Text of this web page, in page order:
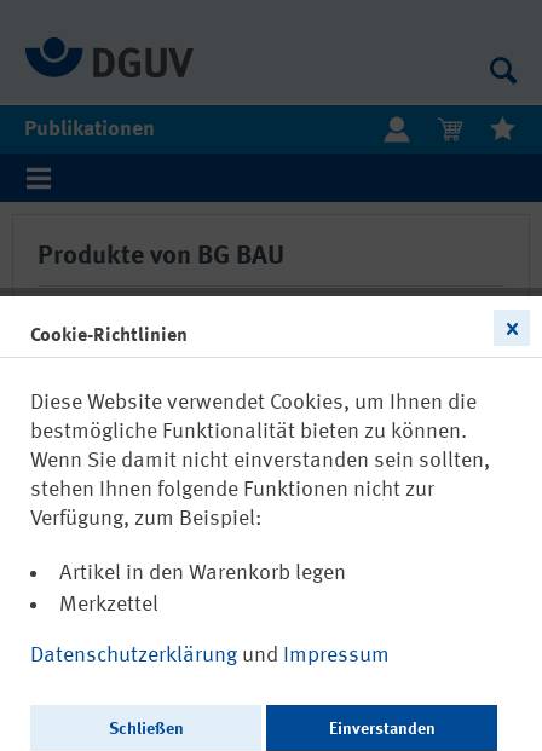
Publikationen
Produkte von BG BAU
Cookie-Richtlinien
Diese Website verwendet Cookies, um Ihnen die
bestmögliche Funktionalität bieten zu können.
Wenn Sie damit nicht einverstanden sein sollten,
stehen Ihnen folgende Funktionen nicht zur
Verfügung, zum Beispiel:
Artikel in den Warenkorb legen
Merkzettel
Datenschutzerklärung und Impressum
Schließen Einverstanden